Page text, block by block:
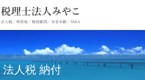
法人税 納付